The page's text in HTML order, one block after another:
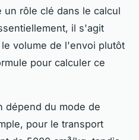
rôle clé dans le calcul
il s'agit
volume de l'envoi plutôt
pour calculer ce
dépend du mode de
pour le transport